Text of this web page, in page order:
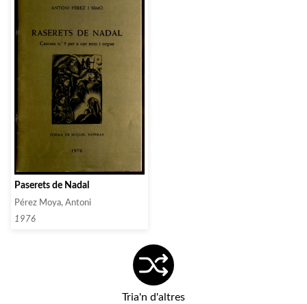
Paserets de Nadal
Pérez Moya, Antoni
1976
Tria'n d'altres